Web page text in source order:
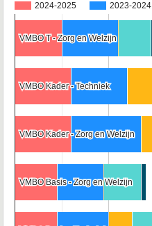
2024-2025 2023-2024
VMBO T - Zorg en Welzijn
VMBO T - Zorg en Welzijn
VMBO Kader - Techniek
VMBO Kader - Techniek
VMBO Kader - Zorg en Welzijn
VMBO Kader - Zorg en Welzijn
VMBO Basis - Zorg en Welzijn
VMBO Basis - Zorg en Welzijn